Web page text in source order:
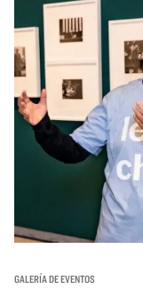
GALERÍA DE EVENTOS